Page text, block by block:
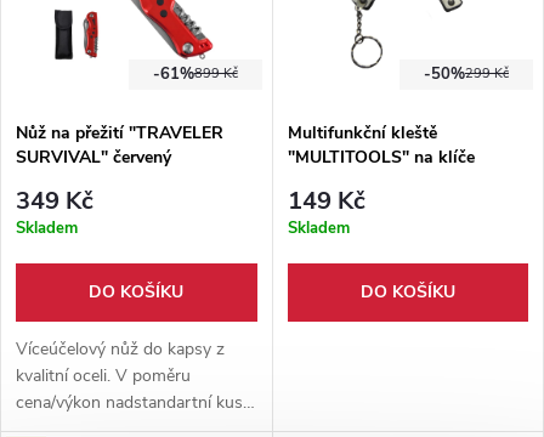
899 Kč
-61%
Nůž na přežití "TRAVELER
SURVIVAL" červený
349 Kč
Skladem
DO KOŠÍKU
Víceúčelový nůž do kapsy z
kvalitní oceli. V poměru
cena/výkon nadstandartní kus.
Více funkčních nástrojů v
299 Kč
-50%
Multifunkční kleště
"MULTITOOLS" na klíče
149 Kč
Skladem
DO KOŠÍKU